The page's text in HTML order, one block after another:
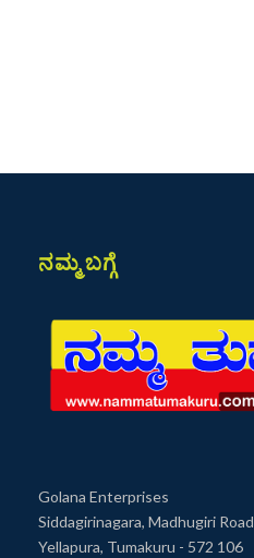
ನಮ್ಮ ಬಗ್ಗೆ
Golana Enterprises
Siddagirinagara, Madhugiri Road
Yellapura, Tumakuru - 572 106